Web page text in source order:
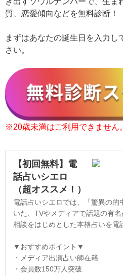
質、恋愛傾向などを無料診断！
まずはあなたの誕生日を入力し
さい。
※20歳未満はご利用できません。
【初回無料】電
話占いシエロ
（超オススメ！）
電話占いシエロでは、「驚異の
いた、TVやメディアで話題の有
相談をはじめとした本格占いを電
▼おすすめポイント▼
・メディア出演占い師在籍
・会員数150万人突破